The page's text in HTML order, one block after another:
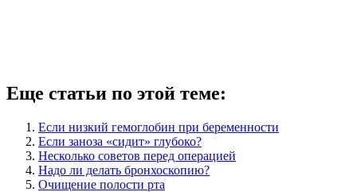
Еще статьи по этой теме:
Если низкий гемоглобин при беременности
Если заноза «сидит» глубоко?
Несколько советов перед операцией
Надо ли делать бронхоскопию?
Очищение полости рта